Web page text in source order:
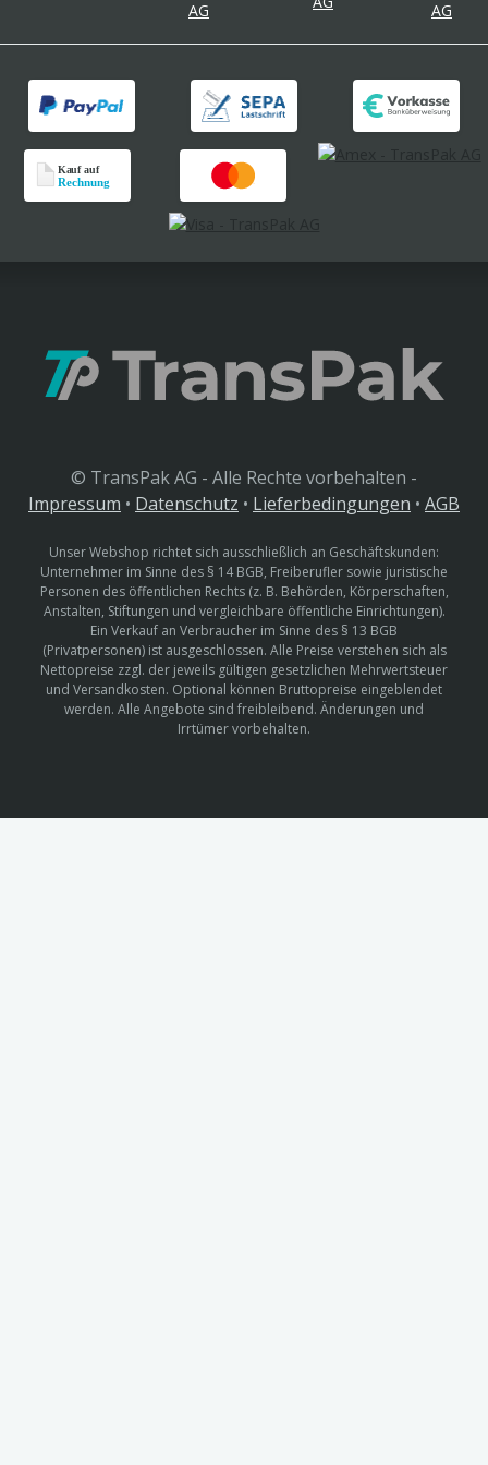
© TransPak AG - Alle Rechte vorbehalten -
Impressum • Datenschutz • Lieferbedingungen • AGB
Unser Webshop richtet sich ausschließlich an Geschäftskunden:
Unternehmer im Sinne des § 14 BGB, Freiberufler sowie juristische
Personen des öffentlichen Rechts (z. B. Behörden, Körperschaften,
Anstalten, Stiftungen und vergleichbare öffentliche Einrichtungen).
Ein Verkauf an Verbraucher im Sinne des § 13 BGB
(Privatpersonen) ist ausgeschlossen. Alle Preise verstehen sich als
Nettopreise zzgl. der jeweils gültigen gesetzlichen Mehrwertsteuer
und Versandkosten. Optional können Bruttopreise eingeblendet
werden. Alle Angebote sind freibleibend. Änderungen und
Irrtümer vorbehalten.